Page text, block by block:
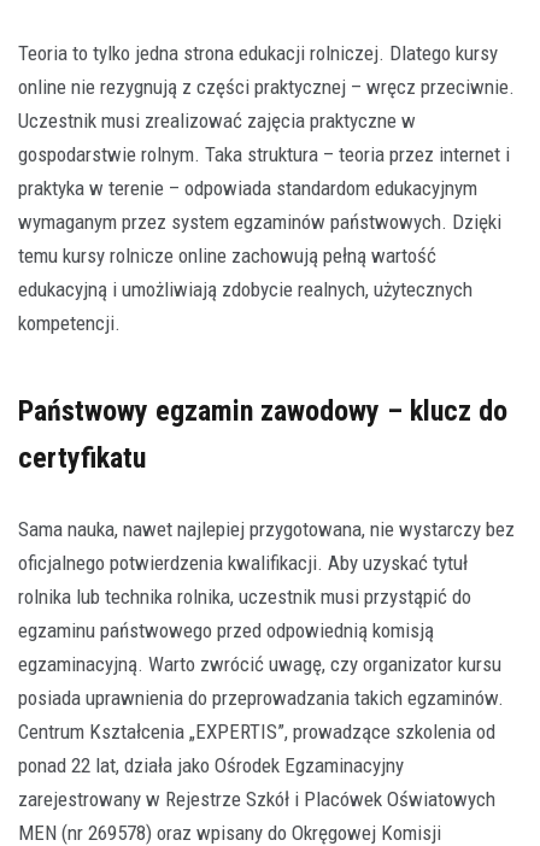
Teoria to tylko jedna strona edukacji rolniczej. Dlatego kursy
online nie rezygnują z części praktycznej – wręcz przeciwnie.
Uczestnik musi zrealizować zajęcia praktyczne w
gospodarstwie rolnym. Taka struktura – teoria przez internet i
praktyka w terenie – odpowiada standardom edukacyjnym
wymaganym przez system egzaminów państwowych. Dzięki
temu kursy rolnicze online zachowują pełną wartość
edukacyjną i umożliwiają zdobycie realnych, użytecznych
kompetencji.
Państwowy egzamin zawodowy – klucz do
certyfikatu
Sama nauka, nawet najlepiej przygotowana, nie wystarczy bez
oficjalnego potwierdzenia kwalifikacji. Aby uzyskać tytuł
rolnika lub technika rolnika, uczestnik musi przystąpić do
egzaminu państwowego przed odpowiednią komisją
egzaminacyjną. Warto zwrócić uwagę, czy organizator kursu
posiada uprawnienia do przeprowadzania takich egzaminów.
Centrum Kształcenia „EXPERTIS”, prowadzące szkolenia od
ponad 22 lat, działa jako Ośrodek Egzaminacyjny
zarejestrowany w Rejestrze Szkół i Placówek Oświatowych
MEN (nr 269578) oraz wpisany do Okręgowej Komisji